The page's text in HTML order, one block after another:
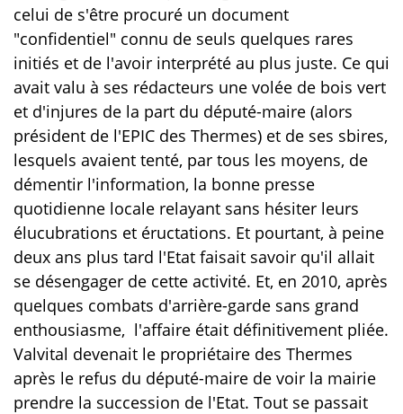
celui de s'être procuré un document
"confidentiel" connu de seuls quelques rares
initiés et de l'avoir interprété au plus juste. Ce qui
avait valu à ses rédacteurs une volée de bois vert
et d'injures de la part du député-maire (alors
président de l'EPIC des Thermes) et de ses sbires,
lesquels avaient tenté, par tous les moyens, de
démentir l'information, la bonne presse
quotidienne locale relayant sans hésiter leurs
élucubrations et éructations. Et pourtant, à peine
deux ans plus tard l'Etat faisait savoir qu'il allait
se désengager de cette activité. Et, en 2010, après
quelques combats d'arrière-garde sans grand
enthousiasme, l'affaire était définitivement pliée.
Valvital devenait le propriétaire des Thermes
après le refus du député-maire de voir la mairie
prendre la succession de l'Etat. Tout se passait